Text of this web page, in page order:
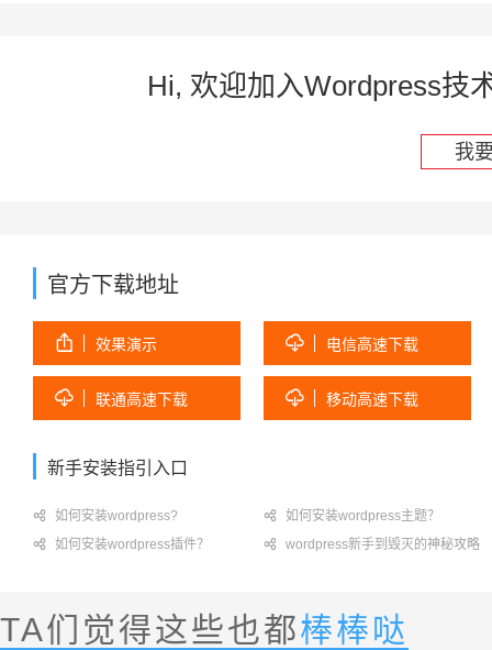
Hi, 欢迎加入Wordpress技
我
官方下载地址
 效果演示  电信高速下载
 联通高速下载  移动高速下载
新手安装指引入口
 如何安装wordpress?  如何安装wordpress主题？
 如何安装wordpress插件？  wordpress新手到毁灭的神秘攻略
TA们觉得这些也都棒棒哒